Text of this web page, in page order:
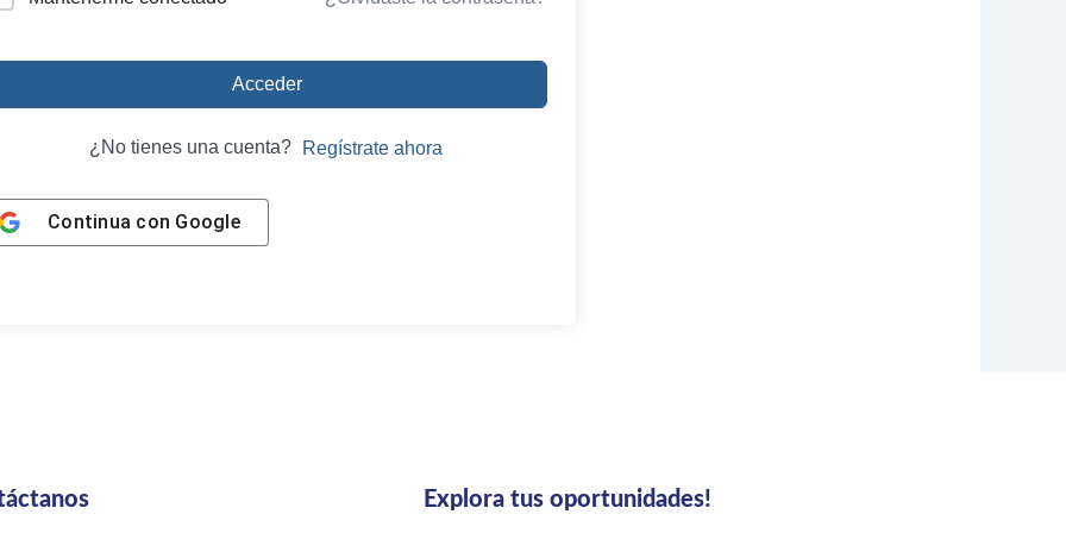
Acceder
¿No tienes una cuenta? Regístrate ahora
Continua con Google
Explora tus oportunidades!